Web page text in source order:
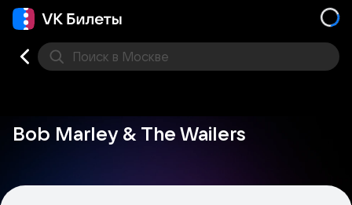
Поиск в Москве
Bob Marley & The Wailers